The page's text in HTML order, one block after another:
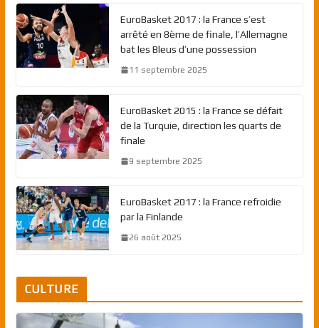
EuroBasket 2017 : la France s’est
arrêté en 8ème de finale, l’Allemagne
bat les Bleus d’une possession
11 septembre 2025
EuroBasket 2015 : la France se défait
de la Turquie, direction les quarts de
finale
9 septembre 2025
EuroBasket 2017 : la France refroidie
par la Finlande
26 août 2025
CULTURE